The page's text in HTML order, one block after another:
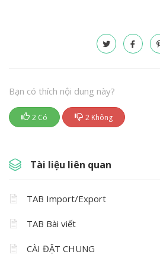
Bạn có thích nội dung này?
2 Có 2 Không
Tài liệu liên quan
TAB Import/Export
TAB Bài viết
CÀI ĐẶT CHUNG